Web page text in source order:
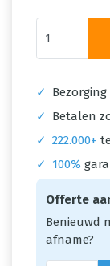
✓
✓
Betalen
✓ 222.000+
✓
100%
Offerte
Benieuwd
afname?